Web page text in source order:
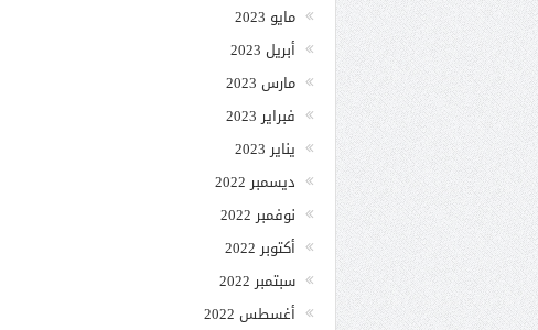
مايو 2023
أبريل 2023
مارس 2023
فبراير 2023
يناير 2023
ديسمبر 2022
نوفمبر 2022
أكتوبر 2022
سبتمبر 2022
أغسطس 2022